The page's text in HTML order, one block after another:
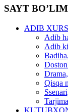
SAYT
ADIB
Adib
Adib
Qisqa